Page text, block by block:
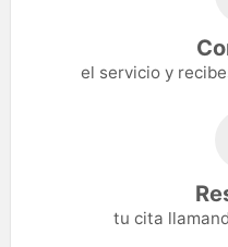
el servicio y
tu cita